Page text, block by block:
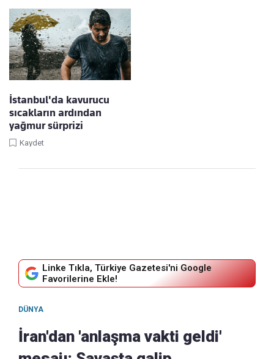
İstanbul'da kavurucu
sıcakların ardından
yağmur sürprizi
Kaydet
Linke Tıkla, Türkiye Gazetesi'ni Google
Favorilerine Ekle!
DÜNYA
İran'dan 'anlaşma vakti geldi'